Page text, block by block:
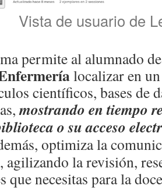
Vista de usuario de
permite al alumnado
localizar en
científicos, bases de
mostrando en tiempo
o su acceso
optimiza la
la revisión,
que necesitas para la